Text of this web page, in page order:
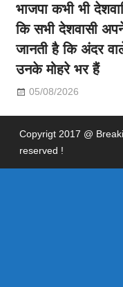
भाजपा कभी भी
कि सभी देशवासी
जानती है कि अंदर
उनके मोहरे भर हैं
05/08/2026
Copyrigt 2017 @
reserved !